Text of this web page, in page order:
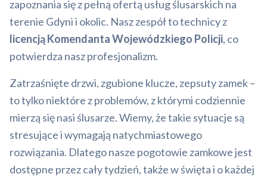
zapoznania się z pełną ofertą usług ślusarskich na
terenie Gdyni i okolic. Nasz zespół to technicy z
licencją Komendanta Wojewódzkiego Policji, co
potwierdza nasz profesjonalizm.
Zatrzaśnięte drzwi, zgubione klucze, zepsuty zamek –
to tylko niektóre z problemów, z którymi codziennie
mierzą się nasi ślusarze. Wiemy, że takie sytuacje są
stresujące i wymagają natychmiastowego
rozwiązania. Dlatego nasze pogotowie zamkowe jest
dostępne przez cały tydzień, także w święta i o każdej